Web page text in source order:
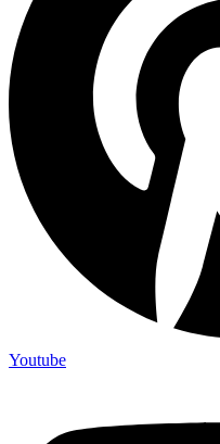
Youtube